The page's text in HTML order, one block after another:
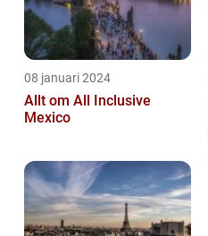
08 januari 2024
Allt om All Inclusive
Mexico